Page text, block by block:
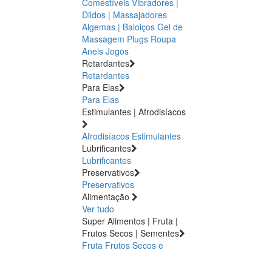
Dildos | Massajadores
Algemas | Baloiços Gel de
Massagem Plugs Roupa
Aneis Jogos
Retardantes
Retardantes
Para Elas
Para Elas
Estimulantes | Afrodisíacos
Afrodisíacos Estimulantes
Lubrificantes
Lubrificantes
Preservativos
Preservativos
Alimentação
Ver tudo
Super Alimentos | Fruta |
Frutos Secos | Sementes
Fruta Frutos Secos e